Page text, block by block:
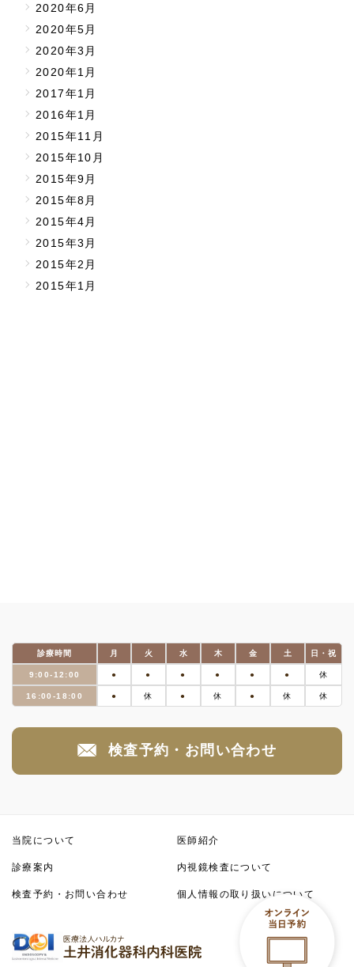
2020年6月
2020年5月
2020年3月
2020年1月
2017年1月
2016年1月
2015年11月
2015年10月
2015年9月
2015年8月
2015年4月
2015年3月
2015年2月
2015年1月
診療時間 月 火 水 木 金 土 日・祝
9:00-12:00 ● ● ● ● ● ● 休
16:00-18:00 ● 休 ● 休 ● 休 休
検査予約・お問い合わせ
当院について 医師紹介
診療案内 内視鏡検査について
検査予約・お問い合わせ 個人情報の取り扱いについて